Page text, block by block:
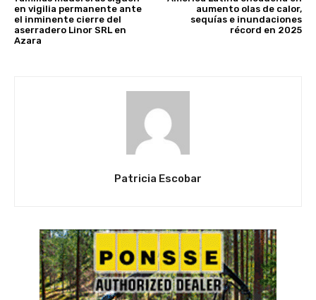
en vigilia permanente ante
el inminente cierre del
aserradero Linor SRL en
Azara
aumento olas de calor,
sequías e inundaciones
récord en 2025
Patricia Escobar